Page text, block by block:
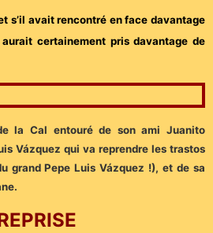
s’il avait rencontré en face davantage
certainement pris davantage de
la Cal entouré de son ami Juanito
Vázquez qui va reprendre les trastos
grand Pepe Luis Vázquez !), et de sa